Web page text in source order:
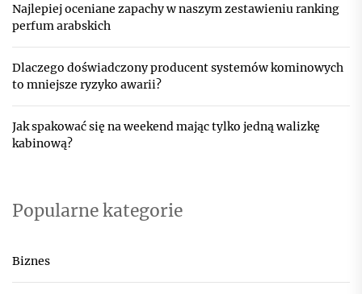
Najlepiej oceniane zapachy w naszym zestawieniu ranking
perfum arabskich
Dlaczego doświadczony producent systemów kominowych
to mniejsze ryzyko awarii?
Jak spakować się na weekend mając tylko jedną walizkę
kabinową?
Popularne kategorie
Biznes